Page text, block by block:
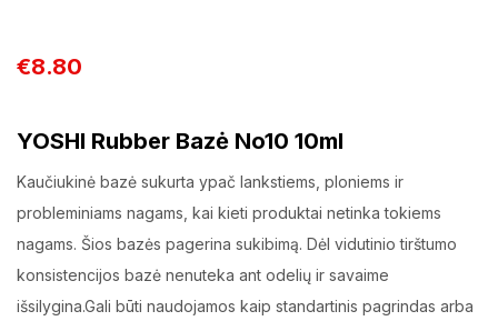
€8.80
YOSHI Rubber Bazė No10 10ml
Kaučiukinė bazė sukurta ypač lankstiems, ploniems ir
probleminiams nagams, kai kieti produktai netinka tokiems
nagams. Šios bazės pagerina sukibimą. Dėl vidutinio tirštumo
konsistencijos bazė nenuteka ant odelių ir savaime
išsilygina.Gali būti naudojamos kaip standartinis pagrindas arba
Prisijungti
Registracija